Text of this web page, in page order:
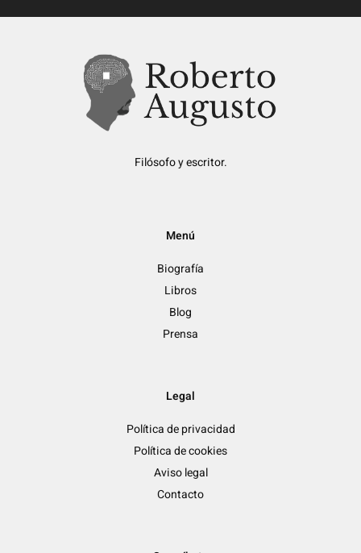
Filósofo y escritor.
Menú
Biografía
Libros
Blog
Prensa
Legal
Política de privacidad
Política de cookies
Aviso legal
Contacto